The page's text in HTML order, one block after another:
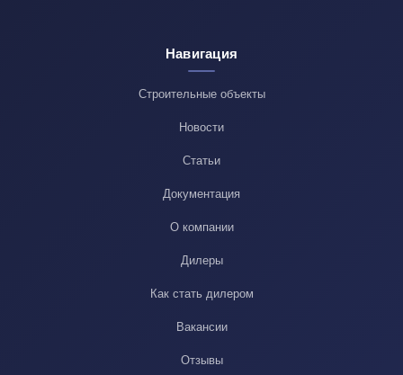
Навигация
Строительные объекты
Новости
Статьи
Документация
О компании
Дилеры
Как стать дилером
Вакансии
Отзывы